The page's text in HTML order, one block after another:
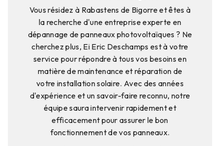
Vous résidez à Rabastens de Bigorre et êtes à
la recherche d'une entreprise experte en
dépannage de panneaux photovoltaïques ? Ne
cherchez plus, Ei Eric Deschamps est à votre
service pour répondre à tous vos besoins en
matière de maintenance et réparation de
votre installation solaire. Avec des années
d'expérience et un savoir-faire reconnu, notre
équipe saura intervenir rapidement et
efficacement pour assurer le bon
fonctionnement de vos panneaux.